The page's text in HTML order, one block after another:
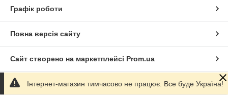
Графік роботи
Повна версія сайту
Сайт створено на маркетплейсі Prom.ua
Політика конфіденційності
Інтернет-магазин тимчасово не працює. Все буде Україна!